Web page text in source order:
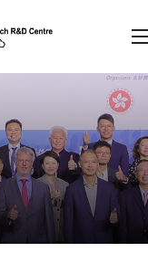
入
繁 简